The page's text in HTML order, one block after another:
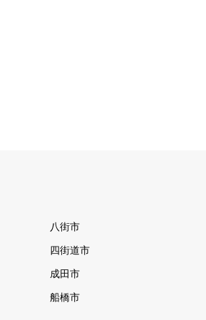
八街市
四街道市
成田市
船橋市